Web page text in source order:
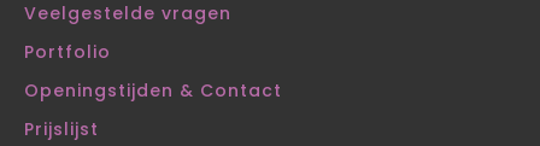
Veelgestelde vragen
Portfolio
Openingstijden & Contact
Prijslijst